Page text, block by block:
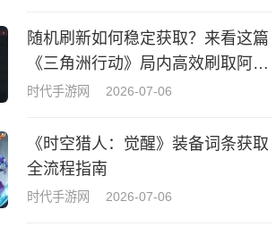
随机刷新如何稳定获取？来看这篇
《三角洲行动》局内高效刷取阿萨
拉牌盒指南
时代手游网 2026-07-06
《时空猎人：觉醒》装备词条获取
全流程指南
时代手游网 2026-07-06